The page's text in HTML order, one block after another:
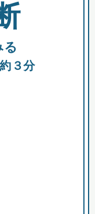
３分